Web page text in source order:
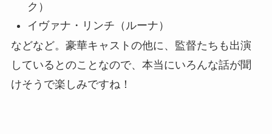
ク）
イヴァナ・リンチ（ルーナ）
などなど。豪華キャストの他に、監督たちも出演
しているとのことなので、本当にいろんな話が聞
けそうで楽しみですね！